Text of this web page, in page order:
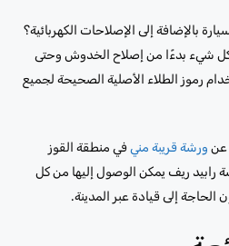
بالإضافة إلى الإصلاحات الكهربائية؟
كل شيء بدءًا من إصلاح الخدوش وحتى
رموز الطلاء الأصلية الصحيحة لجميع
عن ورشة قريبة منيفي منطقة القوز
رابيد ريف يمكن الوصول إليها من كل
إلى قيادة عبر المدينة.